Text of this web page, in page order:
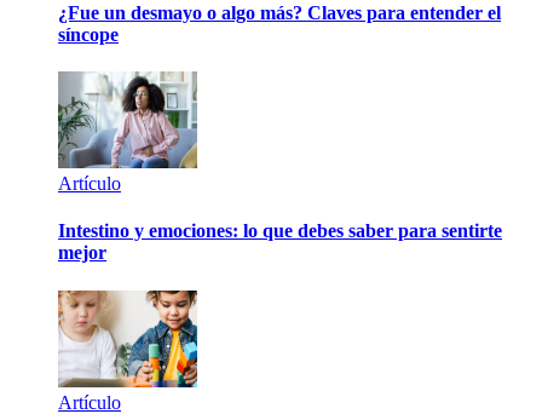
¿Fue un desmayo o algo más? Claves para entender el
síncope
Artículo
Intestino y emociones: lo que debes saber para sentirte
mejor
Artículo